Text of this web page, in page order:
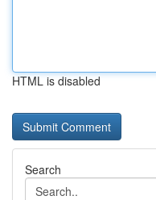
HTML is disabled
Search